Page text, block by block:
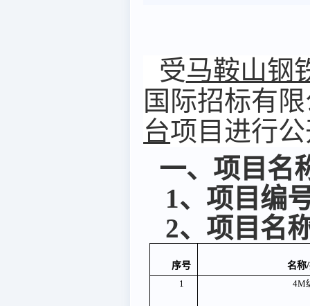
受马鞍山钢
国际招标有
台项目进行
一、项目名
1、项目编
2、项目名
序号 名称
1
4M